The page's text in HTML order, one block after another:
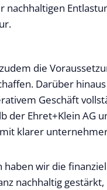
die
Darüber
Geschäft
der Ehret+Klein AG
klarer
wir die
nachhaltig